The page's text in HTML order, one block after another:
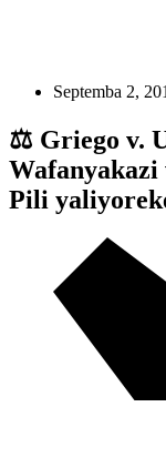
Septemba 2,
⚖️ Griego v.
Pili